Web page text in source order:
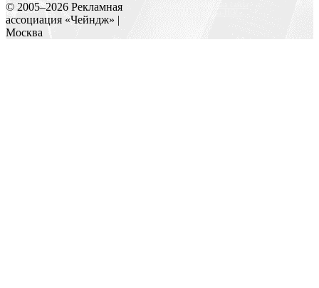
© 2005–2026 Рекламная
ассоциация «Чейндж» |
Москва